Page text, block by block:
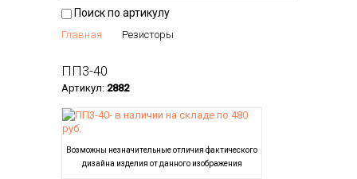
Поиск по артикулу
Главная Резисторы
ПП3-40
Артикул: 2882
Возможны незначительные отличия фактического
дизайна изделия от данного изображения